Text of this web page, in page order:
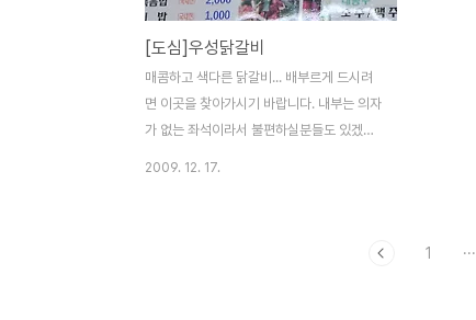
[도심]우성닭갈비
매콤하고 색다른 닭갈비... 배부르게 드시려
면 이곳을 찾아가시기 바랍니다. 내부는 의자
가 없는 좌석이라서 불편하실분들도 있겠지
2009. 12. 17.
1 ···